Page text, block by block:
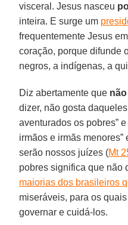
visceral. Jesus nasceu
inteira. E surge um
frequentemente Jesus
coração, porque difunde
negros, a indígenas, a
Diz abertamente que
dizer, não gosta
aventurados os pobres”
irmãos e irmãs
serão nossos juízes (Mt
pobres significa que não
maiorias dos brasileiros
miseráveis, para os
governar e cuidá-los.